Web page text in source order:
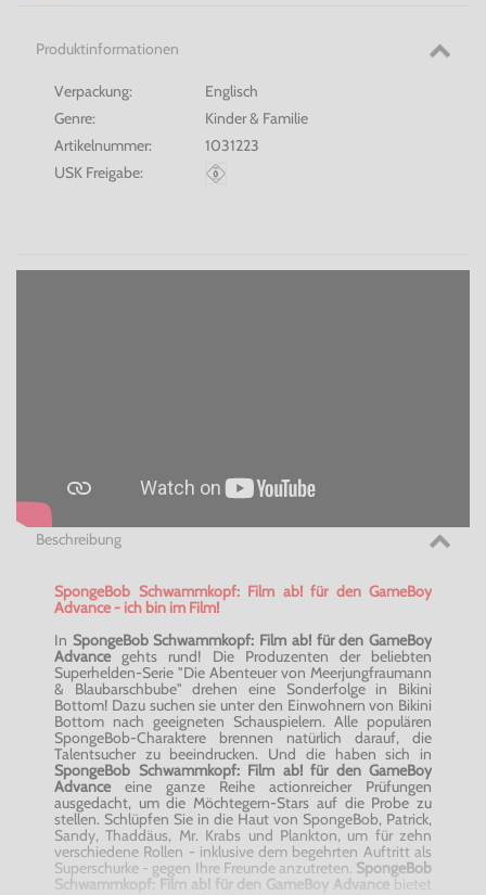
Produktinformationen
Verpackung:
Englisch
Genre:
Kinder & Familie
Artikelnummer:
1031223
USK Freigabe:
Beschreibung
SpongeBob Schwammkopf: Film ab! für den GameBoy
Advance - ich bin im Film!
In SpongeBob Schwammkopf: Film ab! für den GameBoy
Advancegehts rund! Die Produzenten der beliebten
Superhelden-Serie "Die Abenteuer von Meerjungfraumann
& Blaubarschbube" drehen eine Sonderfolge in Bikini
Bottom! Dazu suchen sie unter den Einwohnern von Bikini
Bottom nach geeigneten Schauspielern. Alle populären
SpongeBob-Charaktere brennen natürlich darauf, die
Talentsucher zu beeindrucken. Und die haben sich in
SpongeBob Schwammkopf: Film ab! für den GameBoy
Advanceeine ganze Reihe actionreicher Prüfungen
ausgedacht, um die Möchtegern-Stars auf die Probe zu
stellen. Schlüpfen Sie in die Haut von SpongeBob, Patrick,
Sandy, Thaddäus, Mr. Krabs und Plankton, um für zehn
verschiedene Rollen - inklusive dem begehrten Auftritt als
Superschurke - gegen Ihre Freunde anzutreten. SpongeBob
Schwammkopf: Film ab! für den GameBoy Advance bietet